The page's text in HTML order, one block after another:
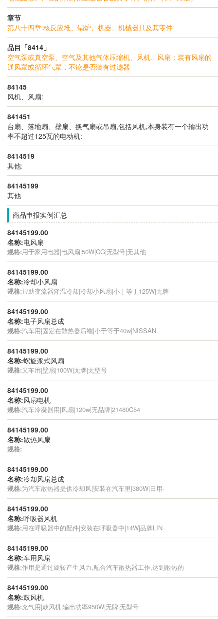
章节
第八十四章 核反应堆、锅炉、机器、机械器具及其零件
品目「8414」
空气泵或真空泵、空气及其他气体压缩机、风机、风扇；装有风扇的
通风罩或循环气罩，不论是否装有过滤器
84145
风机、风扇:
841451
台扇、落地扇、壁扇、换气扇或吊扇,包括风机,本身装有一个输出功
率不超过125瓦的电动机:
8414519
其他:
84145199
其他
商品申报实例汇总
84145199.00
名称:电风扇
规格:用于家用电器|电风扇|50W|CG|无型号|无其他
84145199.00
名称:冷却小风扇
规格:帮助变流器降温冷却|冷却小风扇|小于等于125W|无牌
84145199.00
名称:电子风扇总成
规格:汽车用|固定在散热器后端|小于等于40w|NISSAN
84145199.00
名称:螺旋浆式风扇
规格:叉车用|壁扇|100W|无牌|无型号
84145199.00
名称:风扇电机
规格:汽车冷凝器用|风扇|120w|无品牌|21480C54
84145199.00
名称:散热风扇
规格:
84145199.00
名称:冷却风扇总成
规格:为汽车散热器提供冷却风|安装在汽车里|380W|日用-
84145199.00
名称:呼吸器风机
规格:用在呼吸器中的配件|安装在呼吸器中|14W|品牌LIN
84145199.00
名称:车用风扇
规格:作用是通过旋转产生风力,配合汽车散热器工作,达到散热的
84145199.00
名称:鼓风机
规格:充气用|鼓风机|输出功率950W|无牌|无型号